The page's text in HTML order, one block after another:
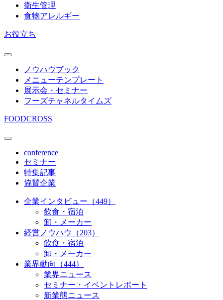
衛生管理
食物アレルギー
お役立ち
ノウハウブック
メニューテンプレート
展示会・セミナー
フーズチャネルタイムズ
FOODCROSS
conference
セミナー
特集記事
協賛企業
企業インタビュー（449）
飲食・宿泊
卸・メーカー
経営ノウハウ（203）
飲食・宿泊
卸・メーカー
業界動向（444）
業界ニュース
セミナー・イベントレポート
新業態ニュース